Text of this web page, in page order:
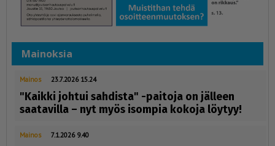
Mainoksia
Mainos 23.7.2026 15.24
"Kaikki johtui sahdista" -paitoja on jälleen
saatavilla – nyt myös isompia kokoja löytyy!
Mainos 7.1.2026 9.40